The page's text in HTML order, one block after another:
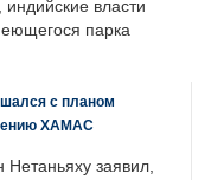
власти
парка
с планом
ХАМАС
заявил,